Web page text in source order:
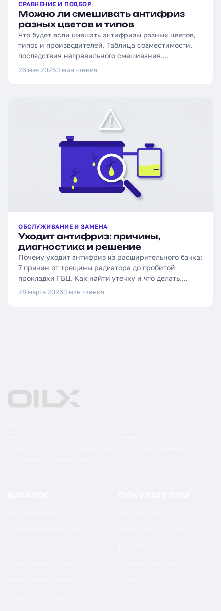
СРАВНЕНИЕ И ПОДБОР
Можно ли смешивать антифриз
разных цветов и типов
Что будет если смешать антифризы разных цветов,
типов и производителей. Таблица совместимости,
последствия неправильного смешивания....
26 мая 20253 мин чтения
ОБСЛУЖИВАНИЕ И ЗАМЕНА
Уходит антифриз: причины,
диагностика и решение
Почему уходит антифриз из расширительного бачка:
7 причин от трещины радиатора до пробитой
прокладки ГБЦ. Как найти утечку и что делать....
28 марта 20263 мин чтения